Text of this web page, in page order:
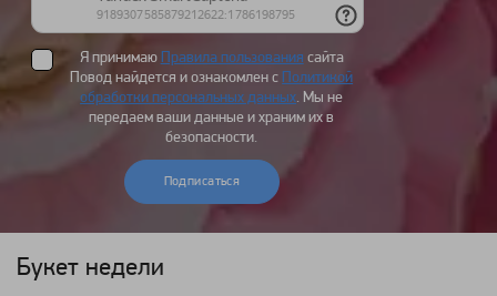
Я принимаю Правила пользования сайта
Повод найдется и ознакомлен с Политикой
обработки персональных данных. Мы не
передаем ваши данные и храним их в
безопасности.
Подписаться
Букет недели